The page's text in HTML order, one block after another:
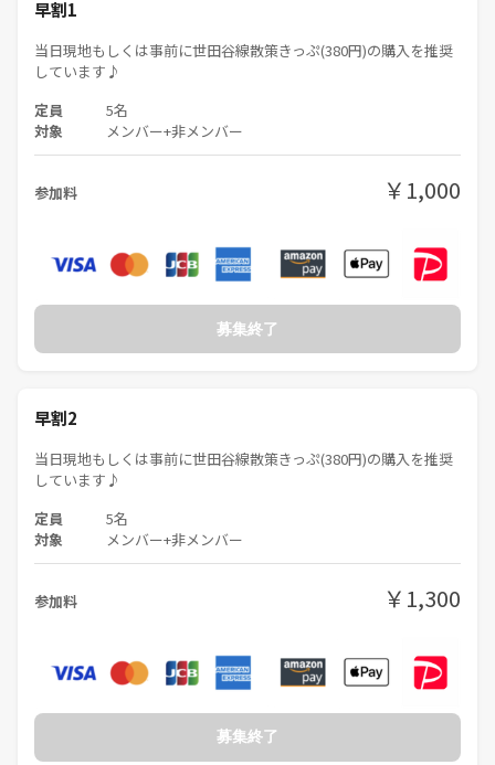
早割1
当日現地もしくは事前に世田谷線散策きっぷ(380円)の購入を推奨
しています♪
定員 5名
対象 メンバー+非メンバー
参加料 ￥1,000
募集終了
早割2
当日現地もしくは事前に世田谷線散策きっぷ(380円)の購入を推奨
しています♪
定員 5名
対象 メンバー+非メンバー
参加料 ￥1,300
募集終了